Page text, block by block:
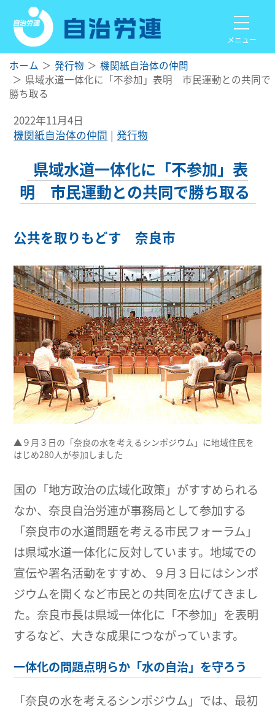
メニュー
ホーム 発行物
機関紙自治体の仲間
県域水道一体化に「不参加」表明 市民運動との共同で
勝ち取る
2022年11月4日
機関紙自治体の仲間
発行物
県域水道一体化に「不参加」表
明 市民運動との共同で勝ち取る
公共を取りもどす 奈良市
▲９月３日の「奈良の水を考えるシンポジウム」に地域住民を
はじめ280人が参加しました
国の「地方政治の広域化政策」がすすめられる
なか、奈良自治労連が事務局として参加する
「奈良市の水道問題を考える市民フォーラム」
は県域水道一体化に反対しています。地域での
宣伝や署名活動をすすめ、９月３日にはシンポ
ジウムを開くなど市民との共同を広げてきまし
た。奈良市長は県域一体化に「不参加」を表明
するなど、大きな成果につながっています。
一体化の問題点明らか「水の自治」を守ろう
「奈良の水を考えるシンポジウム」では、最初